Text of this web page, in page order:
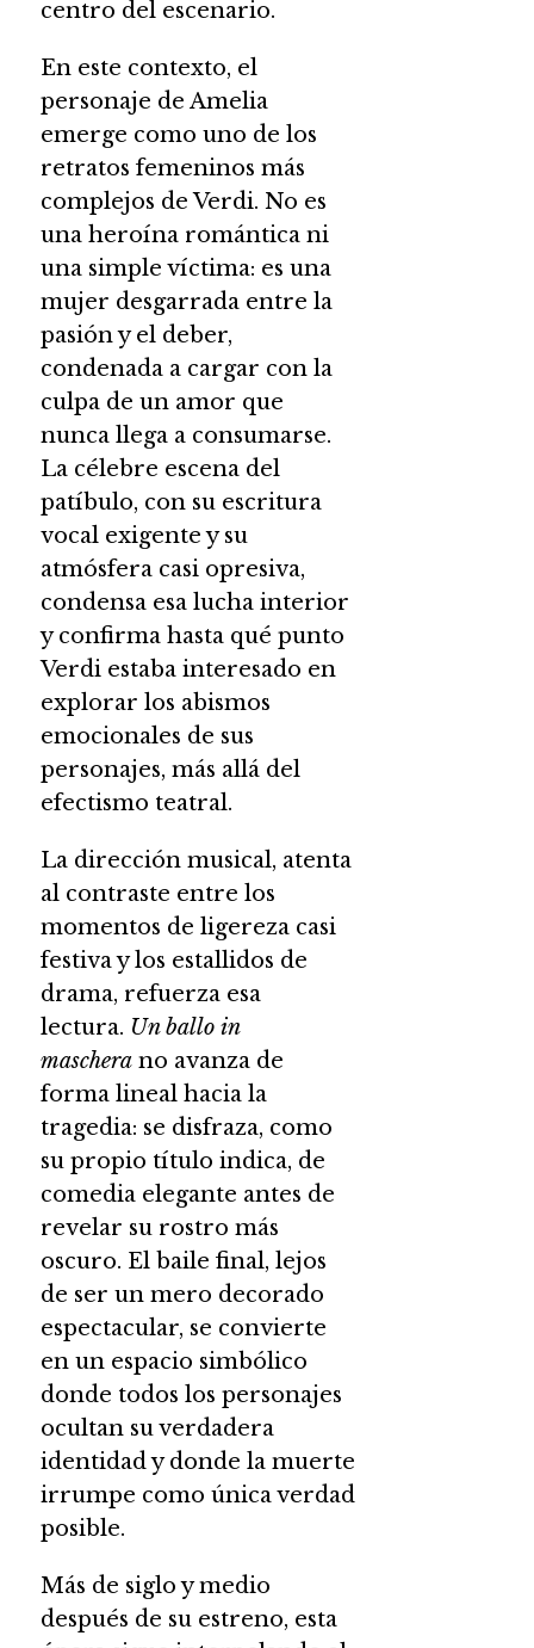
centro del escenario.
En este contexto, el
personaje de Amelia
emerge como uno de los
retratos femeninos más
complejos de Verdi. No es
una heroína romántica ni
una simple víctima: es una
mujer desgarrada entre la
pasión y el deber,
condenada a cargar con la
culpa de un amor que
nunca llega a consumarse.
La célebre escena del
patíbulo, con su escritura
vocal exigente y su
atmósfera casi opresiva,
condensa esa lucha interior
y confirma hasta qué punto
Verdi estaba interesado en
explorar los abismos
emocionales de sus
personajes, más allá del
efectismo teatral.
La dirección musical, atenta
al contraste entre los
momentos de ligereza casi
festiva y los estallidos de
drama, refuerza esa
lectura. Un ballo in
mascherano avanza de
forma lineal hacia la
tragedia: se disfraza, como
su propio título indica, de
comedia elegante antes de
revelar su rostro más
oscuro. El baile final, lejos
de ser un mero decorado
espectacular, se convierte
en un espacio simbólico
donde todos los personajes
ocultan su verdadera
identidad y donde la muerte
irrumpe como única verdad
posible.
Más de siglo y medio
después de su estreno, esta